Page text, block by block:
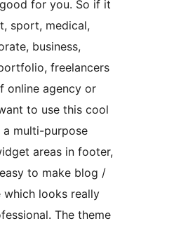
for you. So if it
sport, medical,
business,
freelancers
online agency or
to use this cool
a multi-purpose
areas in footer,
to make blog /
which looks really
The theme